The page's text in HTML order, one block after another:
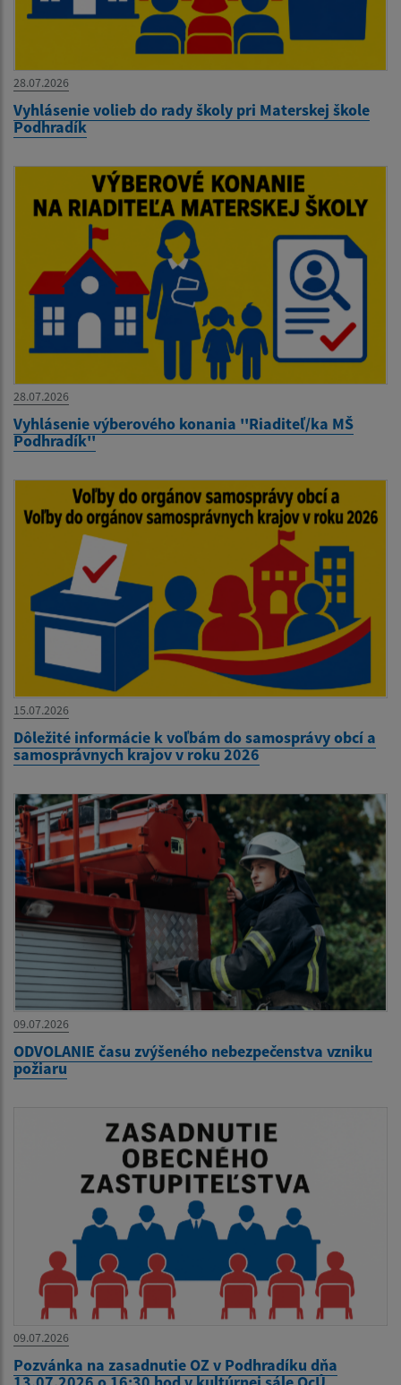
28.07.2026
Vyhlásenie volieb do rady školy pri Materskej škole
Podhradík
28.07.2026
Vyhlásenie výberového konania ''Riaditeľ/ka MŠ
Podhradík''
15.07.2026
Dôležité informácie k voľbám do samosprávy obcí a
samosprávnych krajov v roku 2026
09.07.2026
ODVOLANIE času zvýšeného nebezpečenstva vzniku
požiaru
09.07.2026
Pozvánka na zasadnutie OZ v Podhradíku dňa